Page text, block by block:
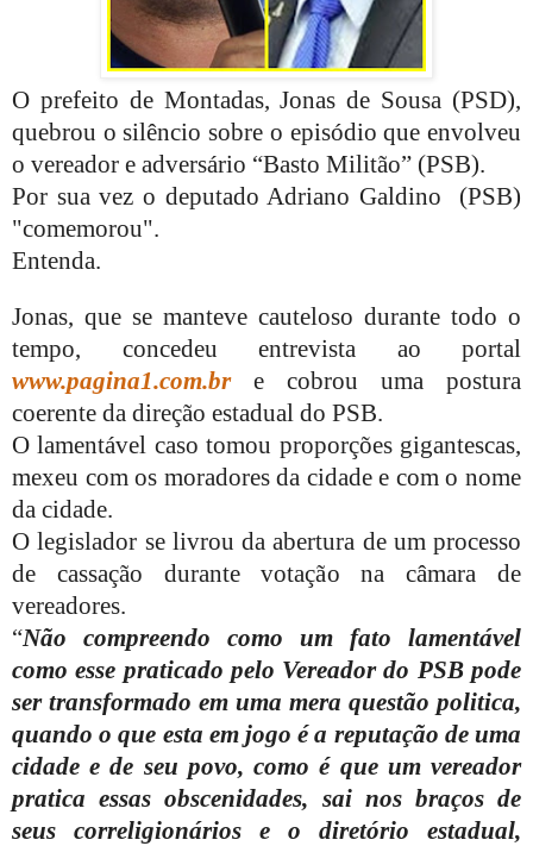
O prefeito de Montadas, Jonas de Sousa (PSD),
quebrou o silêncio sobre o episódio que envolveu
o vereador e adversário “Basto Militão” (PSB).
Por sua vez o deputado Adriano Galdino (PSB)
"comemorou".
Entenda.
Jonas, que se manteve cauteloso durante todo o
tempo, concedeu entrevista ao portal
www.pagina1.com.br
e cobrou uma postura
coerente da direção estadual do PSB.
O lamentável caso tomou proporções gigantescas,
mexeu com os moradores da cidade e com o nome
da cidade.
O legislador se livrou da abertura de um processo
de cassação durante votação na câmara de
vereadores.
“Não compreendo como um fato lamentável
como esse praticado pelo Vereador do PSB pode
ser transformado em uma mera questão politica,
quando o que esta em jogo é a reputação de uma
cidade e de seu povo, como é que um vereador
pratica essas obscenidades, sai nos braços de
seus correligionários e o diretório estadual,